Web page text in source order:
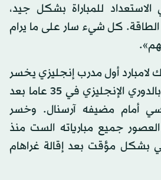
للمباراة بشكل جيد،
كل شيء سار على ما يرام
لامبارد أول مدرب إنجليزي يخسر
عشر مباريات متتالية بالدوري الإنجليزي في 35 عاما بعد
أمام مضيفه آرسنال. وخسر
جميع مبارياته الست منذ
بشكل مؤقت بعد إقالة غراهام